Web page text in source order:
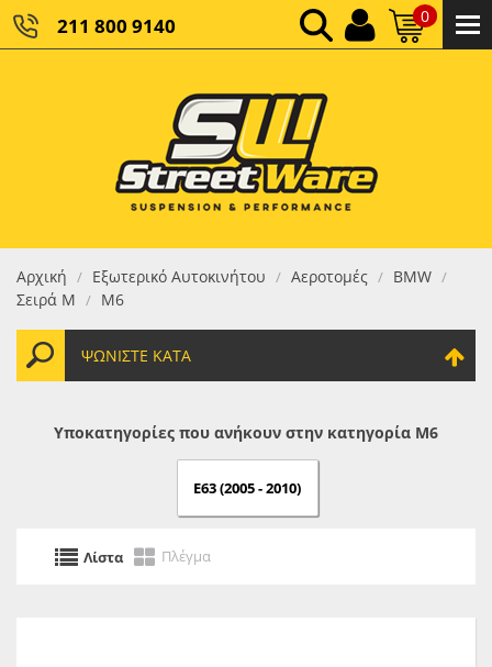
211 800 9140 0
ΚΑΘΑΡΌ ΣΎΝΟΛΟ:
ΤΕΛΙΚΌ ΣΎΝΟΛΟ:0,00 €
Αρχική / Εξωτερικό Αυτοκινήτου / Αεροτομές / BMW /
Σειρά M / M6
ΨΩΝΊΣΤΕ ΚΑΤΆ
Υποκατηγορίες που ανήκουν στην κατηγορία M6
E63 (2005 - 2010)
Λίστα Πλέγμα